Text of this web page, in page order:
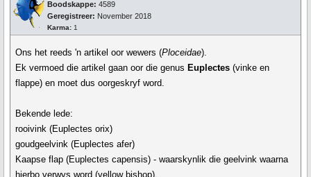
Boodskappe: 4589
Geregistreer: November 2018
Karma: 1
Ons het reeds 'n artikel oor wewers (Ploceidae).
Ek vermoed die artikel gaan oor die genus Euplectes (vinke en
flappe) en moet dus oorgeskryf word.
Bekende lede:
rooivink (Euplectes orix)
goudgeelvink (Euplectes afer)
Kaapse flap (Euplectes capensis) - waarskynlik die geelvink waarna
hierbo verwys word (yellow bishop).